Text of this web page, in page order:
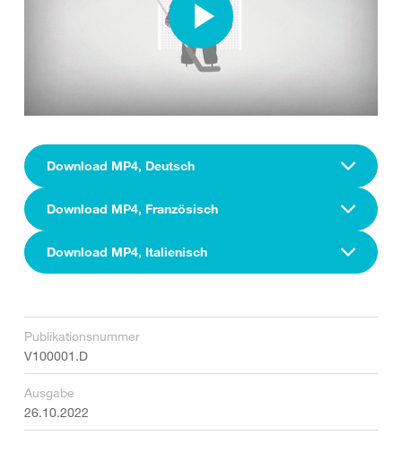
Download MP4, Deutsch
Download MP4, Französisch
Download MP4, Italienisch
Publikationsnummer
V100001.D
Ausgabe
26.10.2022